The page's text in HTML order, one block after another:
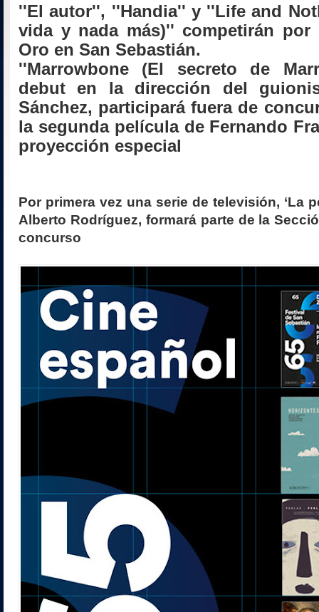
''El autor'', ''Handia'' y ''Life and
vida y nada más)'' competirán por
Oro en San Sebastián.
''Marrowbone (El secreto de
debut en la dirección del
Sánchez, participará fuera de
la segunda película de Fernando
proyección especial
Por primera vez una serie de televisión, ‘La
Alberto Rodríguez, formará parte de la
concurso